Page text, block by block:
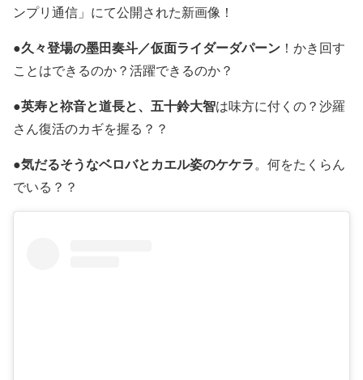
ンプリ通信」にて公開された新画像！
●久々登場の墨田奏斗／仮面ライダーダパーン ！かき回す
ことはできるのか？活躍できるのか？
●英寿と祢音と道長と、五十鈴大智は味方に付くの？沙羅
さん復活のカギを握る？？
●気だるそうなベロバとカエル姿のケケラ 。何をたくらん
でいる？？